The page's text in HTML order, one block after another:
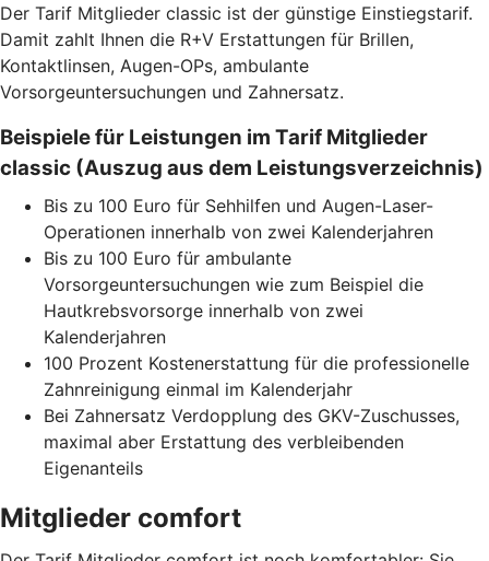
Der Tarif Mitglieder classic ist der günstige Einstiegstarif.
Damit zahlt Ihnen die R+V Erstattungen für Brillen,
Kontaktlinsen, Augen-OPs, ambulante
Vorsorgeuntersuchungen und Zahnersatz.
Beispiele für Leistungen im Tarif Mitglieder
classic (Auszug aus dem Leistungsverzeichnis)
Bis zu 100 Euro für Sehhilfen und Augen-Laser-
Operationen innerhalb von zwei Kalenderjahren
Bis zu 100 Euro für ambulante
Vorsorgeuntersuchungen wie zum Beispiel die
Hautkrebsvorsorge innerhalb von zwei
Kalenderjahren
100 Prozent Kostenerstattung für die professionelle
Zahnreinigung einmal im Kalenderjahr
Bei Zahnersatz Verdopplung des GKV-Zuschusses,
maximal aber Erstattung des verbleibenden
Eigenanteils
Mitglieder comfort